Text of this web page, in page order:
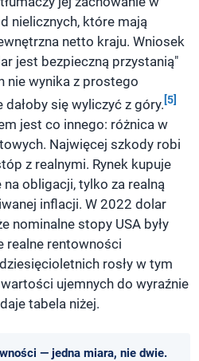
nielicznych, które mają
netto kraju. Wniosek
jest bezpieczną przystanią"
nie wynika z prostego
się wyliczyć z góry.[5]
jest co innego: różnica w
Najwięcej szkody robi
z realnymi. Rynek kupuje
obligacji, tylko za realną
inflacji. W 2022 dolar
nominalne stopy USA były
realne rentowności
rosły w tym
ujemnych do wyraźnie
tabela niżej.
— jedna miara, nie dwie.